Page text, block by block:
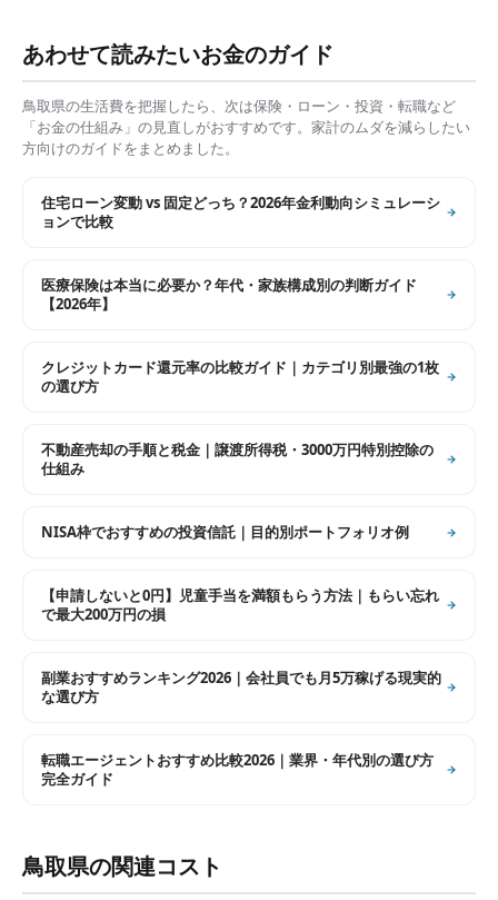
あわせて読みたいお金のガイド
鳥取県の生活費を把握したら、次は保険・ローン・投資・転職など
「お金の仕組み」の見直しがおすすめです。家計のムダを減らしたい
方向けのガイドをまとめました。
住宅ローン変動 vs 固定どっち？2026年金利動向シミュレーシ
ョンで比較
医療保険は本当に必要か？年代・家族構成別の判断ガイド
【2026年】
クレジットカード還元率の比較ガイド｜カテゴリ別最強の1枚
の選び方
不動産売却の手順と税金｜譲渡所得税・3000万円特別控除の
仕組み
NISA枠でおすすめの投資信託｜目的別ポートフォリオ例
【申請しないと0円】児童手当を満額もらう方法｜もらい忘れ
で最大200万円の損
副業おすすめランキング2026｜会社員でも月5万稼げる現実的
な選び方
転職エージェントおすすめ比較2026｜業界・年代別の選び方
完全ガイド
鳥取県の関連コスト